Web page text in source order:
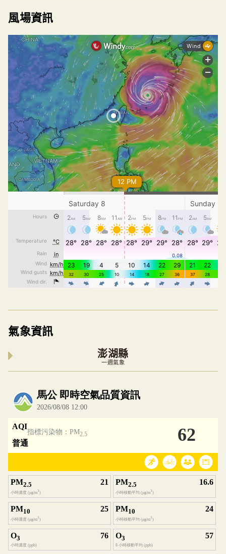
風場資訊
氣象資訊
澎湖縣
一週氣象
內嵌空氣品質小工具為視覺預覽，完整即時空